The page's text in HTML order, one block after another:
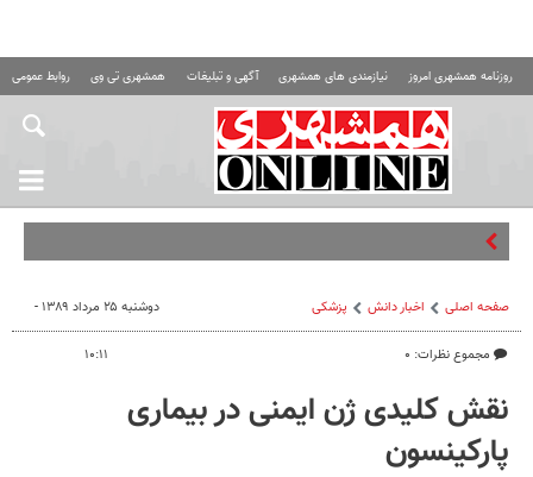
روزنامه همشهری امروز نیازمندی های همشهری آگهی و تبلیغات همشهری تی وی روابط عمومی
صفحه اصلی اخبار دانش پزشکی
مجموع نظرات: ۰
دوشنبه ۲۵ مرداد ۱۳۸۹ -
۱۰:۱۱
نقش کلیدی ژن ایمنی در بیماری
پارکینسون